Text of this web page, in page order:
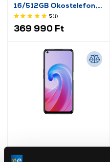
16/512GB Okostelefon,
kék
5(1)
369 990 Ft